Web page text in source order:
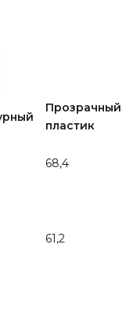
Прозрачный
пластик
68,4
61,2